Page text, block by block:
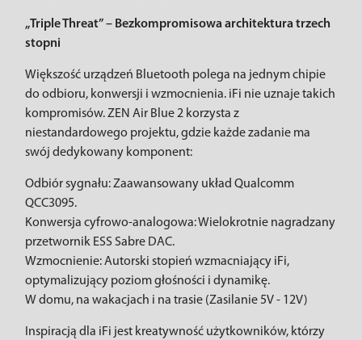
„Triple Threat” – Bezkompromisowa architektura trzech
stopni
Większość urządzeń Bluetooth polega na jednym chipie
do odbioru, konwersji i wzmocnienia. iFi nie uznaje takich
kompromisów. ZEN Air Blue 2 korzysta z
niestandardowego projektu, gdzie każde zadanie ma
swój dedykowany komponent:
Odbiór sygnału: Zaawansowany układ Qualcomm
QCC3095.
Konwersja cyfrowo-analogowa: Wielokrotnie nagradzany
przetwornik ESS Sabre DAC.
Wzmocnienie: Autorski stopień wzmacniający iFi,
optymalizujący poziom głośności i dynamikę.
W domu, na wakacjach i na trasie (Zasilanie 5V - 12V)
Inspiracją dla iFi jest kreatywność użytkowników, którzy